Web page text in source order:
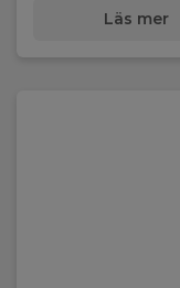
Läs mer